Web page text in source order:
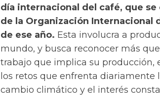
día internacional del café, que
de la Organización Internacional
de ese año. Esta involucra a
mundo, y busca reconocer más
trabajo que implica su producción,
los retos que enfrenta diariamente
cambio climático y el interés